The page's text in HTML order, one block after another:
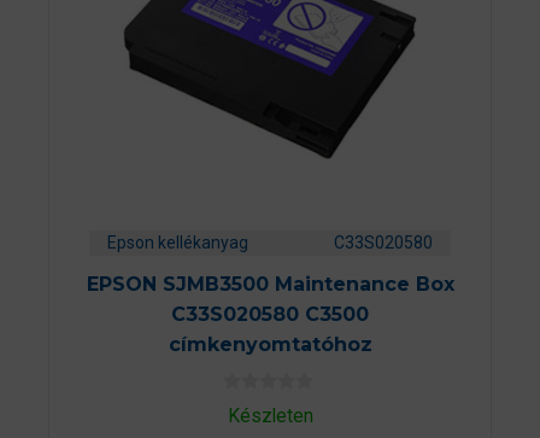
Epson kellékanyag C33S020580
EPSON SJMB3500 Maintenance Box
C33S020580 C3500
címkenyomtatóhoz
0
aKészleten